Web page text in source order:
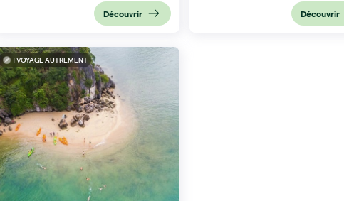
Découvrir Découvrir
VOYAGE AUTREMENT